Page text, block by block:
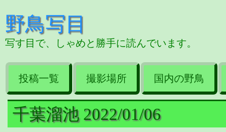
野鳥写目
写す目で、しゃめと勝手に読んでいます。
投稿一覧 撮影場所 国内の野鳥
千葉溜池 2022/01/06